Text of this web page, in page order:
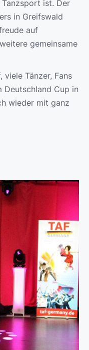
ist. Der
in Greifswald
auf
gemeinsame
Tänzer, Fans
Deutschland Cup in
wieder mit ganz